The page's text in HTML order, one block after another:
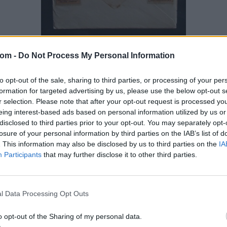
- Do Not Process My Personal Information
opt-out of the sale, sharing to third parties, or processing of your
for targeted advertising by us, please use the below opt-out
selection. Please note that after your opt-out request is processed
interest-based ads based on personal information utilized by us
to third parties prior to your opt-out. You may separately
of your personal information by third parties on the IAB’s list of
This information may also be disclosed by us to third parties on the
Participants that may further disclose it to other third parties.
Data Processing Opt Outs
opt-out of the Sharing of my personal data.
94. tétel:
tűzér főhadnagytól, érdekes tartalommal.
1944-1947 41 db levécsomag Soós Tibor tűzér főhadnagytól,
érdekes tartalommal.
Kikiáltási ár:3 000 Ft
Aukció:53. aukcó
Aukció időpontja: 2017-03-09 18:00